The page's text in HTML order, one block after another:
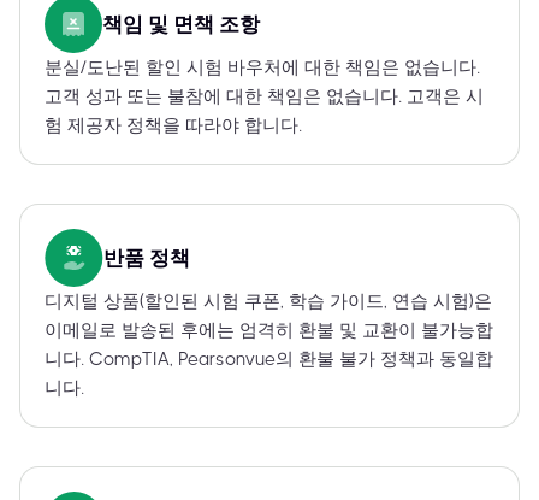
책임 및 면책 조항
분실/도난된 할인 시험 바우처에 대한 책임은 없습니다.
고객 성과 또는 불참에 대한 책임은 없습니다. 고객은 시
험 제공자 정책을 따라야 합니다.
반품 정책
디지털 상품(할인된 시험 쿠폰, 학습 가이드, 연습 시험)은
이메일로 발송된 후에는 엄격히 환불 및 교환이 불가능합
니다. CompTIA, Pearsonvue의 환불 불가 정책과 동일합
니다.